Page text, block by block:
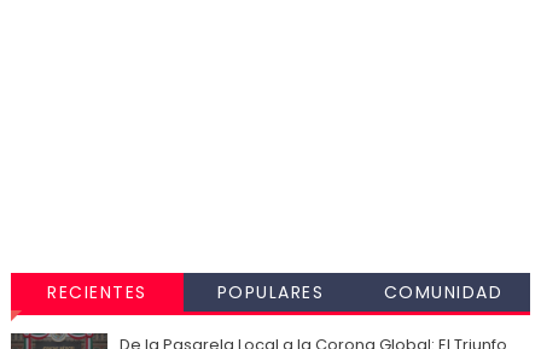
RECIENTES POPULARES COMUNIDAD